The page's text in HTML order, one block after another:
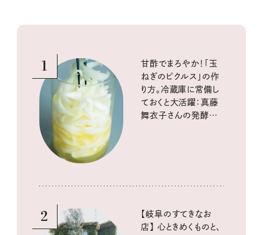
1
甘酢でまろやか！「玉
ねぎのピクルス」の作
り方。冷蔵庫に常備し
ておくと大活躍：真藤
舞衣子さんの発酵と
2
【岐阜のすてきなお
店】 心ときめくものと、